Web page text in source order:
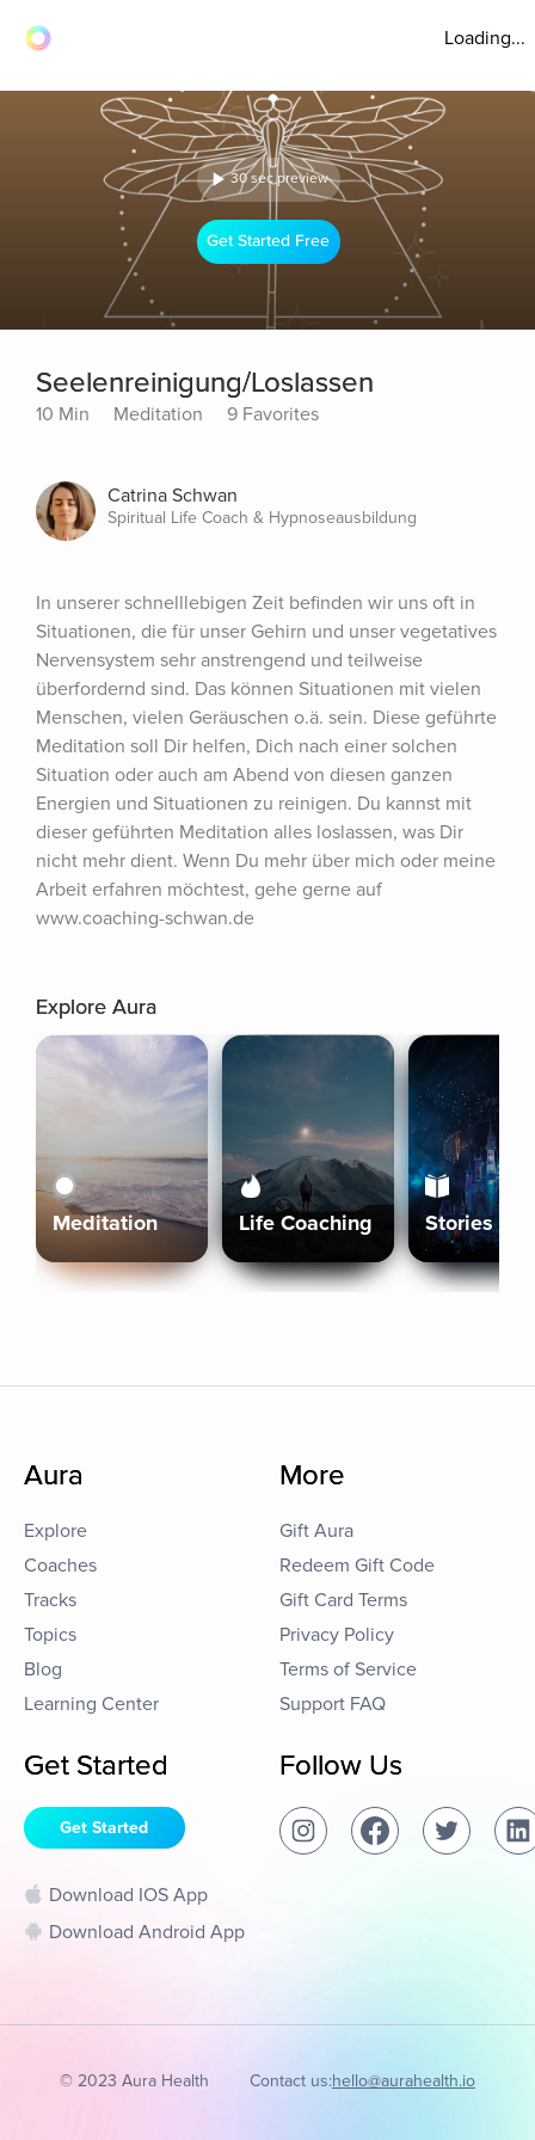
Loading...
30 sec preview
Get Started Free
Seelenreinigung/Loslassen
10 Min Meditation 9 Favorites
Catrina Schwan
Spiritual Life Coach & Hypnoseausbildung
In unserer schnelllebigen Zeit befinden wir uns oft in
Situationen, die für unser Gehirn und unser vegetatives
Nervensystem sehr anstrengend und teilweise
überfordernd sind. Das können Situationen mit vielen
Menschen, vielen Geräuschen o.ä. sein. Diese geführte
Meditation soll Dir helfen, Dich nach einer solchen
Situation oder auch am Abend von diesen ganzen
Energien und Situationen zu reinigen. Du kannst mit
dieser geführten Meditation alles loslassen, was Dir
nicht mehr dient. Wenn Du mehr über mich oder meine
Arbeit erfahren möchtest, gehe gerne auf
www.coaching-schwan.de
Explore Aura
Meditation Life Coaching Stories
Aura
Explore
Coaches
Tracks
Topics
Blog
Learning Center
More
Gift Aura
Redeem Gift Code
Gift Card Terms
Privacy Policy
Terms of Service
Support FAQ
Get Started
Get Started
Download IOS App
Download Android App
Follow Us
© 2023 Aura Health Contact us:hello@aurahealth.io